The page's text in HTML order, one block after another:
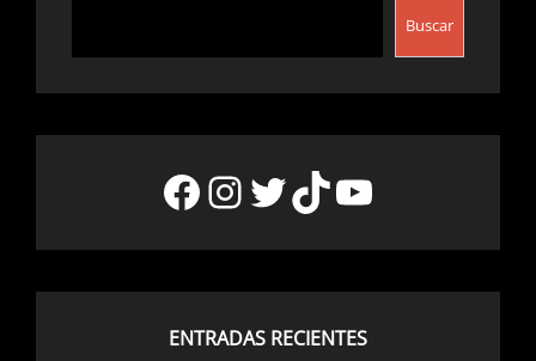
Buscar
Facebook
Instagram
Twitter
TikTok
YouTube
ENTRADAS RECIENTES